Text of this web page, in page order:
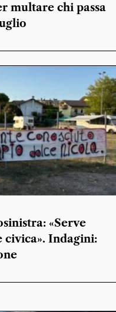
multare chi passa
«Serve
civica». Indagini: